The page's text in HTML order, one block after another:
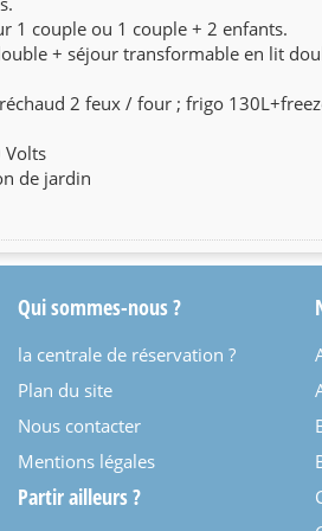
1 couple ou 1 couple + 2 enfants.
+ séjour transformable en lit
2 feux / four ; frigo
Volts
de jardin
Qui sommes-nous ?
la centrale de réservation ?
Plan du site
Nous contacter
Mentions légales
Partir ailleurs ?